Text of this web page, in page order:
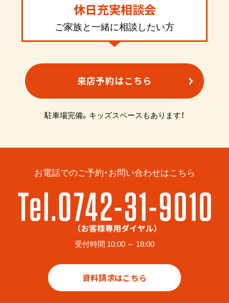
休日充実相談会
ご家族と一緒に相談したい方
来店予約はこちら
駐車場完備。キッズスペースもあります！
お電話でのご予約・お問い合わせはこちら
受付時間 10:00 ～ 18:00
資料請求はこちら